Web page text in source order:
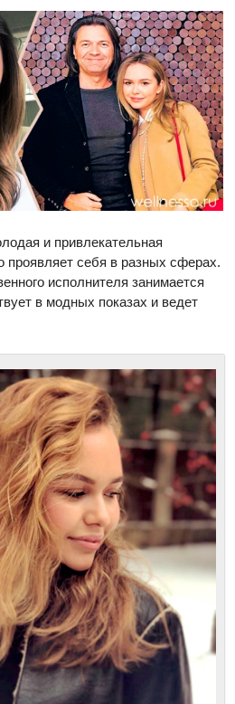
и привлекательная
проявляет себя в разных сферах.
исполнителя занимается
в модных показах и ведет